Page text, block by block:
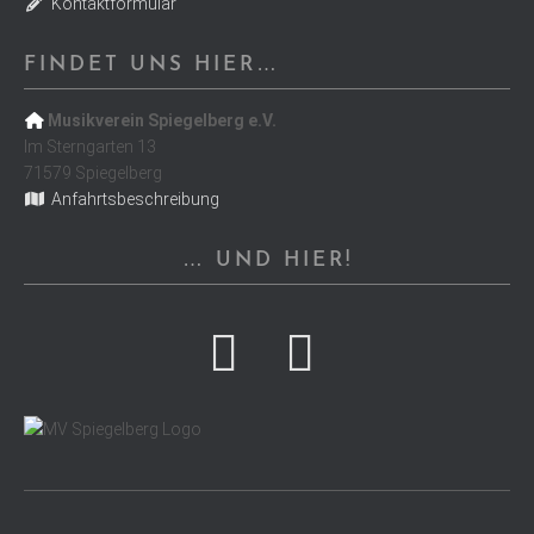
FINDET UNS HIER…
Musikverein Spiegelberg e.V.
Im Sterngarten 13
71579 Spiegelberg
Anfahrtsbeschreibung
… UND HIER!